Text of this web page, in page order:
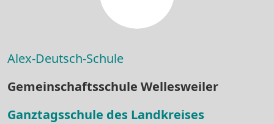
Alex-Deutsch-Schule
Gemeinschaftsschule Wellesweiler
Ganztagsschule des Landkreises